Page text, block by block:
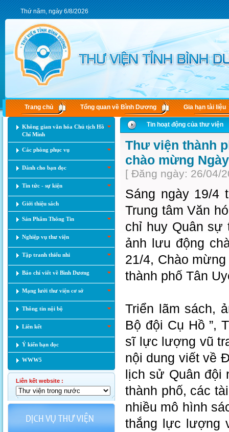
Thứ năm, ngày 6/8/2026
Trang chủ Tổng quan về Bình Dương Gia hạn tài liệu
Không gian văn hóa Chủ tịch Hồ
Chí Minh
Các phòng phục vụ
Dành cho bạn đọc
Tin tức - sự kiện
Giới thiệu sách
Sản Phẩm Thông Tin
Nghiệp vụ thư viện
Tập tranh thiếu nhi
Báo chí viết về Bình Dương
Mạng lưới thư viện cơ sở
Thông tin nội bộ
Liên kết
Ý kiến bạn đọc
WWW5
Liên kết website :
Tin hoạt động của thư viện
Thư viện thành
chào mừng
[ Đăng ngày: 26/04/
Sáng ngày 19/4
Trung tâm Văn
chỉ huy Quân sự
ảnh lưu động
21/4, Chào
thành phố Tân
Triển lãm sách,
Bộ đội Cụ Hồ ”,
sĩ lực lượng vũ
nội dung viết về
lịch sử Quân đội
thành phố, các
nhiều mô hình
thắng lực lượng